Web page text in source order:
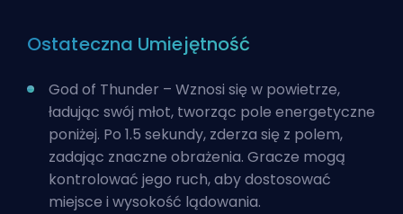
Ostateczna Umiejętność
God of Thunder – Wznosi się w powietrze,
ładując swój młot, tworząc pole energetyczne
poniżej. Po 1.5 sekundy, zderza się z polem,
zadając znaczne obrażenia. Gracze mogą
kontrolować jego ruch, aby dostosować
miejsce i wysokość lądowania.